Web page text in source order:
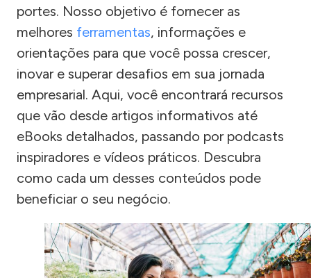
portes. Nosso objetivo é fornecer as
melhores ferramentas, informações e
orientações para que você possa crescer,
inovar e superar desafios em sua jornada
empresarial. Aqui, você encontrará recursos
que vão desde artigos informativos até
eBooks detalhados, passando por podcasts
inspiradores e vídeos práticos. Descubra
como cada um desses conteúdos pode
beneficiar o seu negócio.